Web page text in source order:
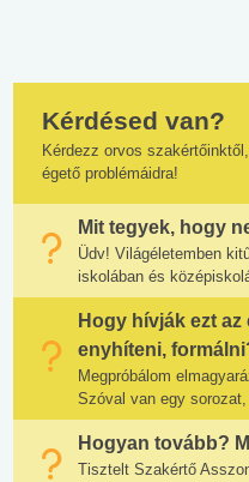
Kérdésed van?
Kérdezz orvos
égető problémáidra!
Mit tegyek, hogy
Üdv! Világéletemben
iskolában és
Hogy hívják ezt
enyhíteni,
Megpróbálom
Szóval van egy
Hogyan tovább?
Tisztelt Szakértő